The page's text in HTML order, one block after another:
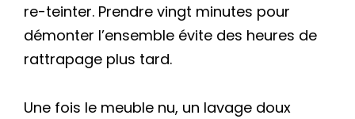
re-teinter. Prendre vingt minutes pour
démonter l’ensemble évite des heures de
rattrapage plus tard.
Une fois le meuble nu, un lavage doux